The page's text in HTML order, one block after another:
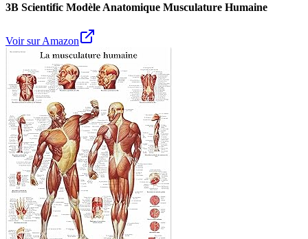
3B Scientific Modèle Anatomique Musculature Humaine
Voir sur Amazon